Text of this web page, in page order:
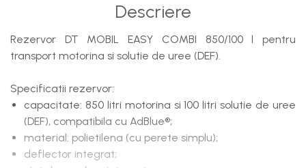
Descriere
Rezervor DT MOBIL EASY COMBI 850/100 l pentru
transport motorina si solutie de uree (DEF).
Specificatii rezervor:
capacitate: 850 litri motorina si 100 litri solutie de uree
(DEF), compatibila cu AdBlue®;
material: polietilena (cu perete simplu);
deflector integrat;